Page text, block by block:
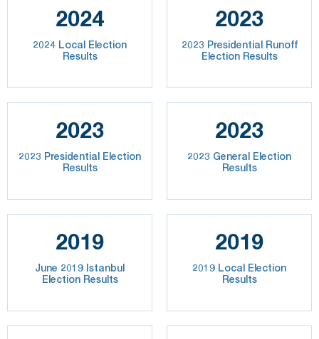
2024
2024 Local Election
Results
2023
2023 Presidential Runoff
Election Results
2023
2023 Presidential Election
Results
2023
2023 General Election
Results
2019
June 2019 Istanbul
Election Results
2019
2019 Local Election
Results